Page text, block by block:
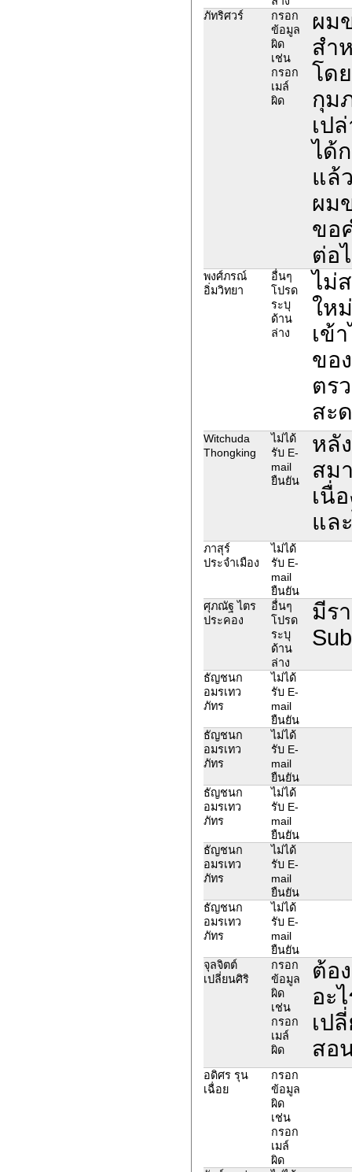
ภัทริศวร์
กรอก
ข้อมูล
ผิด
เช่น
กรอก
เมล์
ผิด
ผม
สำ
โด
กุม
เป
ได้
แล้
ผม
ขอ
ต่อ
พงศ์ภรณ์
อิ่มวิทยา
อื่นๆ
โปรด
ระบุ
ด้าน
ล่าง
ไม่
ให
เข้
ขอ
ตร
สะ
Witchuda
Thongking
ไม่ได้
รับ E-
mail
ยืนยัน
หลั
สม
เนื่
แล
ภาสุร์
ประจำเมือง
ไม่ได้
รับ E-
mail
ยืนยัน
ศุภณัฐ ไตร
ประคอง
อื่นๆ
โปรด
ระบุ
ด้าน
ล่าง
มีร
ธัญชนก
อมรเทว
ภัทร
ไม่ได้
รับ E-
mail
ยืนยัน
ธัญชนก
อมรเทว
ภัทร
ไม่ได้
รับ E-
mail
ยืนยัน
ธัญชนก
อมรเทว
ภัทร
ไม่ได้
รับ E-
mail
ยืนยัน
ธัญชนก
อมรเทว
ภัทร
ไม่ได้
รับ E-
mail
ยืนยัน
ธัญชนก
อมรเทว
ภัทร
ไม่ได้
รับ E-
mail
ยืนยัน
จุลจิตต์
เปลี่ยนศิริ
กรอก
ข้อมูล
ผิด
เช่น
กรอก
เมล์
ผิด
ต้อ
อะ
เป
สอ
อดิศร รุน
เฉื่อย
กรอก
ข้อมูล
ผิด
เช่น
กรอก
เมล์
ผิด